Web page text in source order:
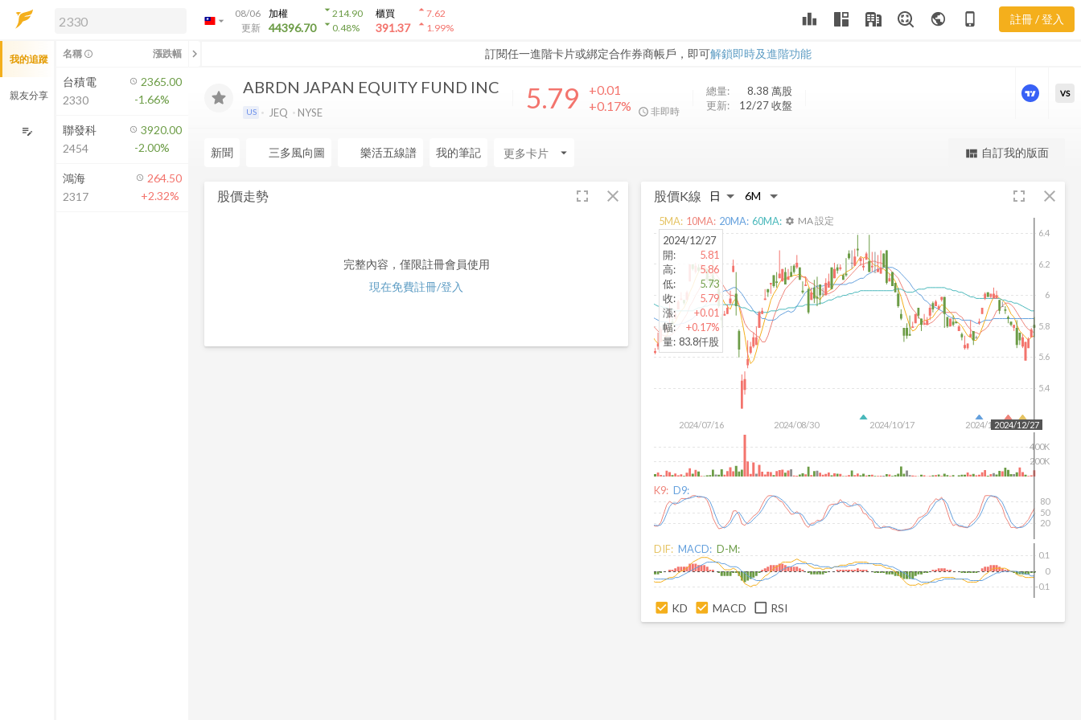
arrow_drop_down
08/06
更新
加權
44396.70
arrow_drop_down214.90
arrow_drop_down0.48%
櫃買
391.37
arrow_drop_up7.62
arrow_drop_up1.99% leaderboard public phone_iphone 註冊 / 登入
訂閱任一進階卡片或綁定合作券商帳戶，即可解鎖即時及進階功能
解鎖即時行情及進階功能
方案」，即可解鎖以下功能：
即時行情
即時市況與排行
成交金額熱力圖
前往方案訂閱
如何綁定合作券商
JEQ 股價走勢
ABRDN JAPAN EQUITY FUND INC
US JEQ NYSE 5.79
+0.01
+0.17%
非即時
總量: 8.38 萬股
更新:
12/27 收盤
更強大的進階價量圖表
VS
新聞 三多風向圖 樂活五線譜 我的筆記 arrow_drop_down view_quilt 自訂我的版面
股價走勢 fullscreen close
完整內容，僅限註冊會員使用
現在免費註冊/登入
股價K線 fullscreen close
2024/07/16 2024/08/30 2024/10/17 2024/12/04
5.4
5.6
5.8
6
6.2
6.4
2024/12/27
200K
400K
2024/12/27
開:
5.81
高:
5.86
低:
5.73
收:
5.79
漲:
+0.01
幅:
+0.17%
量: 83.8仟股
5MA: 10MA: 20MA: 60MA: settings MA 設定
K9: D9:
20
50
80
DIF: MACD: D-M:
-0.1
0
0.1
KD MACD RSI
我的追蹤
親友分享
edit_note
名稱 info_outline 漲跌幅 chevron_left
台積電
2330
2365.00
-1.66%
聯發科
2454
3920.00
-2.00%
鴻海
2317
264.50
+2.32%